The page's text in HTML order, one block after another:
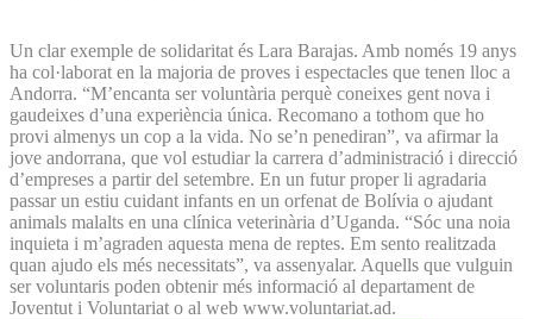
Un clar exemple de solidaritat és Lara Barajas. Amb només 19 anys
ha col·laborat en la majoria de proves i espectacles que tenen lloc a
Andorra. “M’encanta ser voluntària perquè coneixes gent nova i
gaudeixes d’una experiència única. Recomano a tothom que ho
provi almenys un cop a la vida. No se’n penediran”, va afirmar la
jove andorrana, que vol estudiar la carrera d’administració i direcció
d’empreses a partir del setembre. En un futur proper li agradaria
passar un estiu cuidant infants en un orfenat de Bolívia o ajudant
animals malalts en una clínica veterinària d’Uganda. “Sóc una noia
inquieta i m’agraden aquesta mena de reptes. Em sento realitzada
quan ajudo els més necessitats”, va assenyalar. Aquells que vulguin
ser voluntaris poden obtenir més informació al departament de
Joventut i Voluntariat o al web www.voluntariat.ad.